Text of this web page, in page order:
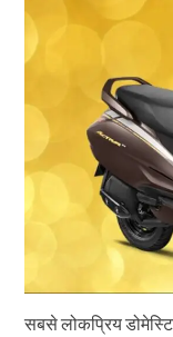
सबसे लोकप्रिय